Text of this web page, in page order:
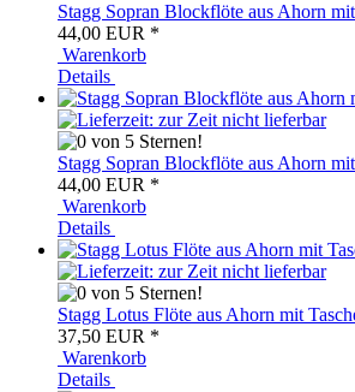
Stagg Sopran Blockflöte aus Ahorn
44,00 EUR *
Warenkorb
Details
Stagg Sopran Blockflöte aus Ahorn
44,00 EUR *
Warenkorb
Details
Stagg Lotus Flöte aus Ahorn mit
37,50 EUR *
Warenkorb
Details